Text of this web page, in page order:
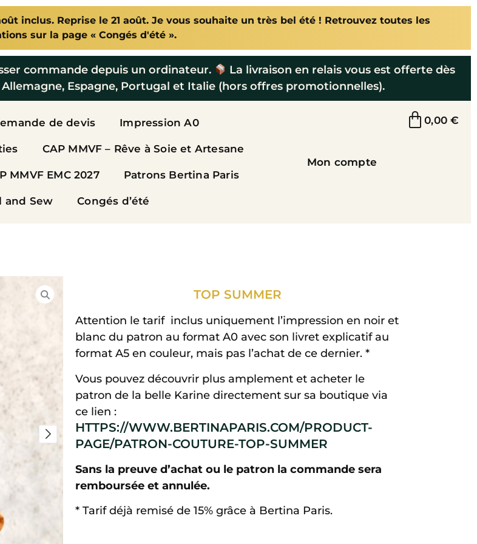
inclus. Reprise le 21 août. Je vous souhaite un très bel été ! Retrouvez toutes les
sur la page « Congés d'été ».
commande depuis un ordinateur.
La livraison en relais vous est offerte dès
Allemagne, Espagne, Portugal et Italie (hors offres promotionnelles).
de devis Impression A0
CAP MMVF – Rêve à Soie et Artesane
MMVF EMC 2027 Patrons Bertina Paris
and Sew Congés d’été
Mon compte
0,00€
TOP SUMMER
Attention le tarif inclus uniquement l’impression en noir et
blanc du patron au format A0 avec son livret explicatif au
format A5 en couleur, mais pas l’achat de ce dernier. *
Vous pouvez découvrir plus amplement et acheter le
patron de la belle Karine directement sur sa boutique via
ce lien :
HTTPS://WWW.BERTINAPARIS.COM/PRODUCT-
PAGE/PATRON-COUTURE-TOP-SUMMER
Sans la preuve d’achat ou le patron la commande sera
remboursée et annulée.
* Tarif déjà remisé de 15% grâce à Bertina Paris.